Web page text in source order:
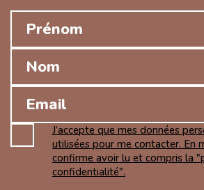
J’accepte que mes données
utilisées pour me contacter. En
confirme avoir lu et compris la
confidentialité".